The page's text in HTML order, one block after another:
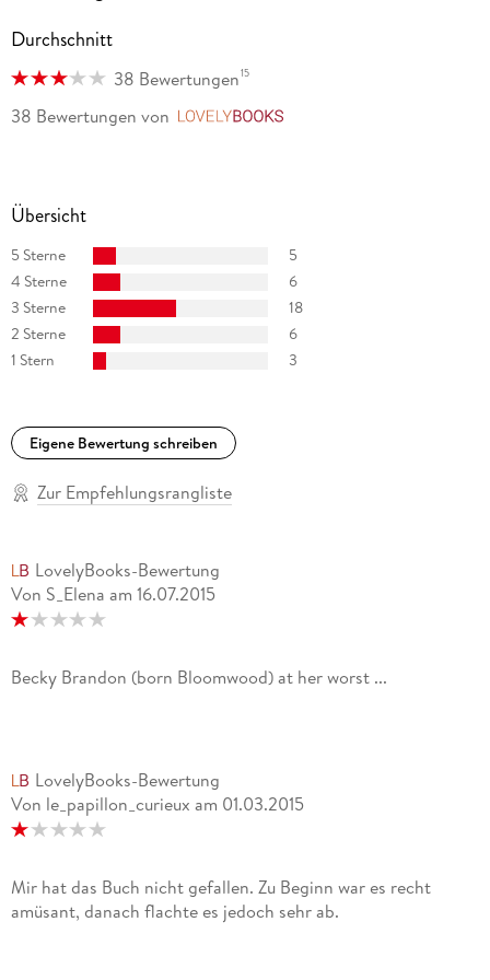
Durchschnitt
38 Bewertungen15
38 Bewertungen von
Übersicht
5 Sterne
5
4 Sterne
6
3 Sterne
18
2 Sterne
6
1 Stern
3
Eigene Bewertung schreiben
Zur Empfehlungsrangliste
LovelyBooks-Bewertung
Von S_Elena am 16.07.2015
Becky Brandon (born Bloomwood) at her worst ...
LovelyBooks-Bewertung
Von le_papillon_curieux am 01.03.2015
Mir hat das Buch nicht gefallen. Zu Beginn war es recht
amüsant, danach flachte es jedoch sehr ab.